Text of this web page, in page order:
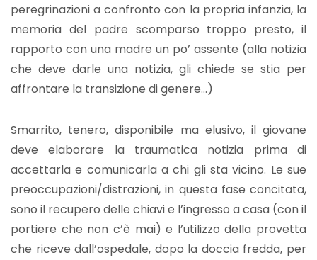
peregrinazioni a confronto con la propria infanzia, la
memoria del padre scomparso troppo presto, il
rapporto con una madre un po’ assente (alla notizia
che deve darle una notizia, gli chiede se stia per
affrontare la transizione di genere…)
Smarrito, tenero, disponibile ma elusivo, il giovane
deve elaborare la traumatica notizia prima di
accettarla e comunicarla a chi gli sta vicino. Le sue
preoccupazioni/distrazioni, in questa fase concitata,
sono il recupero delle chiavi e l’ingresso a casa (con il
portiere che non c’è mai) e l’utilizzo della provetta
che riceve dall’ospedale, dopo la doccia fredda, per